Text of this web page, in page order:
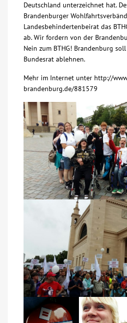
Deutschland unterzeichnet hat.
Brandenburger
Landesbehindertenbeirat das
ab. Wir fordern von der
Nein zum BTHG! Brandenburg
Bundesrat ablehnen.
Mehr im Internet unter http://
brandenburg.de/881579